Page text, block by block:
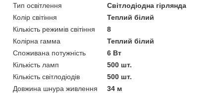
Тип освітлення
Світлодіодна гірлянда
Колір світіння
Теплий білий
Кількість режимів світіння
8
Колірна гамма
Теплий білий
Споживана потужність
6 Вт
Кількість ламп
500 шт.
Кількість світлодіодів
500 шт.
Довжина шнура живлення
34 м